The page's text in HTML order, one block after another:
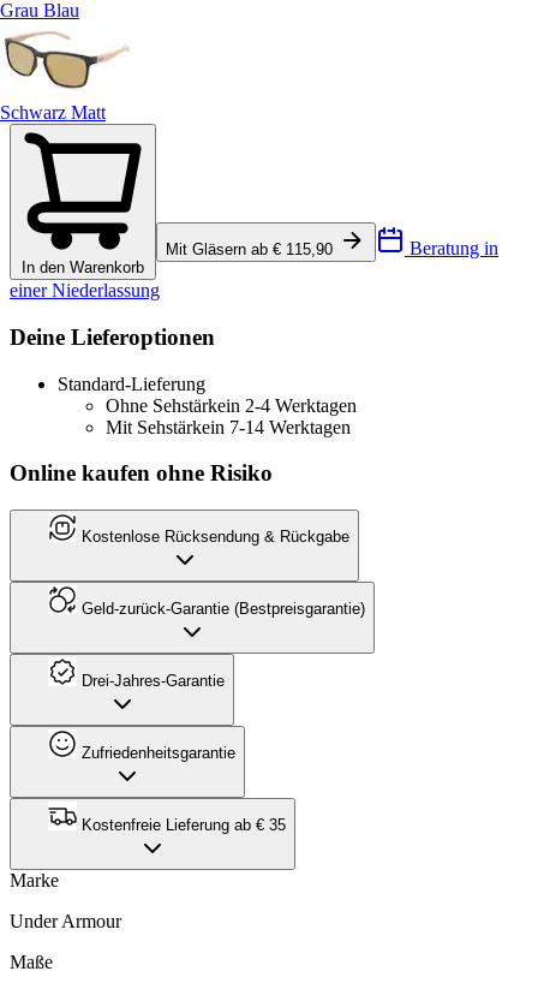
Grau Blau
Schwarz Matt
In den Warenkorb
Mit Gläsern ab € 115,90 Beratung in
einer Niederlassung
Deine Lieferoptionen
Standard-Lieferung
Ohne Sehstärkein 2-4 Werktagen
Mit Sehstärkein 7-14 Werktagen
Online kaufen ohne Risiko
Kostenlose Rücksendung & Rückgabe
Geld-zurück-Garantie (Bestpreisgarantie)
Drei-Jahres-Garantie
Zufriedenheitsgarantie
Kostenfreie Lieferung ab € 35
Marke
Under Armour
Maße